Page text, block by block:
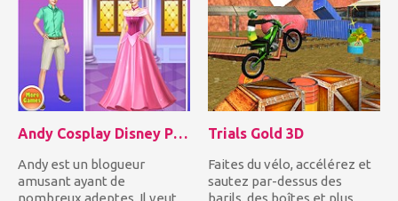
Andy Cosplay Disney Princesses
Andy est un blogueur
amusant ayant de
Trials Gold 3D
Faites du vélo, accélérez et
sautez par-dessus des